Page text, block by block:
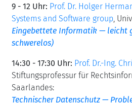
9 - 12 Uhr: Prof. Dr. Holger
Systems and Software group ,
Eingebettete Informatik — leicht
schwerelos)
14:30 - 17:30 Uhr: Prof. Dr.-Ing.
Stiftungsprofessur für
Saarlandes:
Technischer Datenschutz —